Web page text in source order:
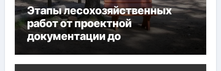
Этапы лесохозяйственных
работ от проектной
документации до
мероприятий и обустройства